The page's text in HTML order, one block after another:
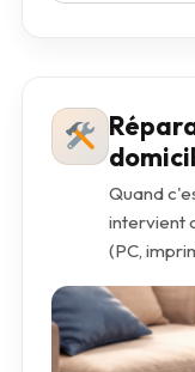
Quand
intervient
(PC,